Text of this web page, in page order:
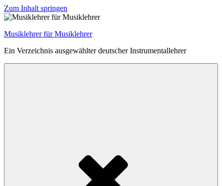
Zum Inhalt springen
Musiklehrer für Musiklehrer
Ein Verzeichnis ausgewählter deutscher Instrumentallehrer